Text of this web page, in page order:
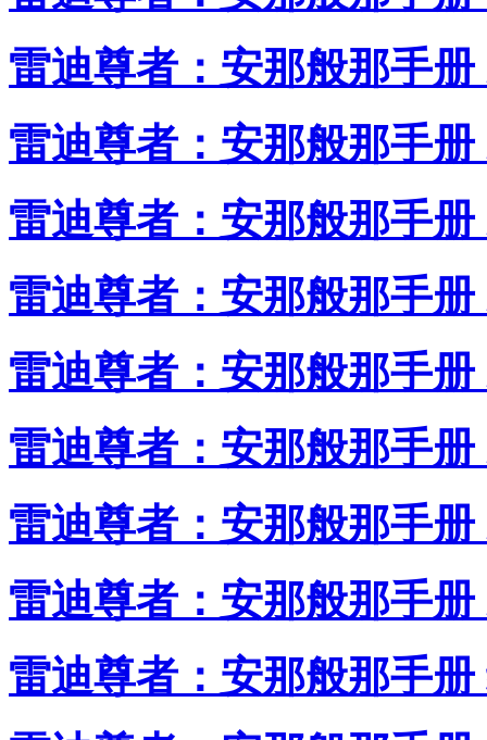
雷迪尊者：安那般那手
雷迪尊者：安那般那手
雷迪尊者：安那般那手
雷迪尊者：安那般那手
雷迪尊者：安那般那手
雷迪尊者：安那般那手
雷迪尊者：安那般那手
雷迪尊者：安那般那手
雷迪尊者：安那般那手册